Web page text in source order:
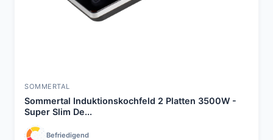
SOMMERTAL
Sommertal Induktionskochfeld 2 Platten 3500W -
Super Slim De...
Befriedigend